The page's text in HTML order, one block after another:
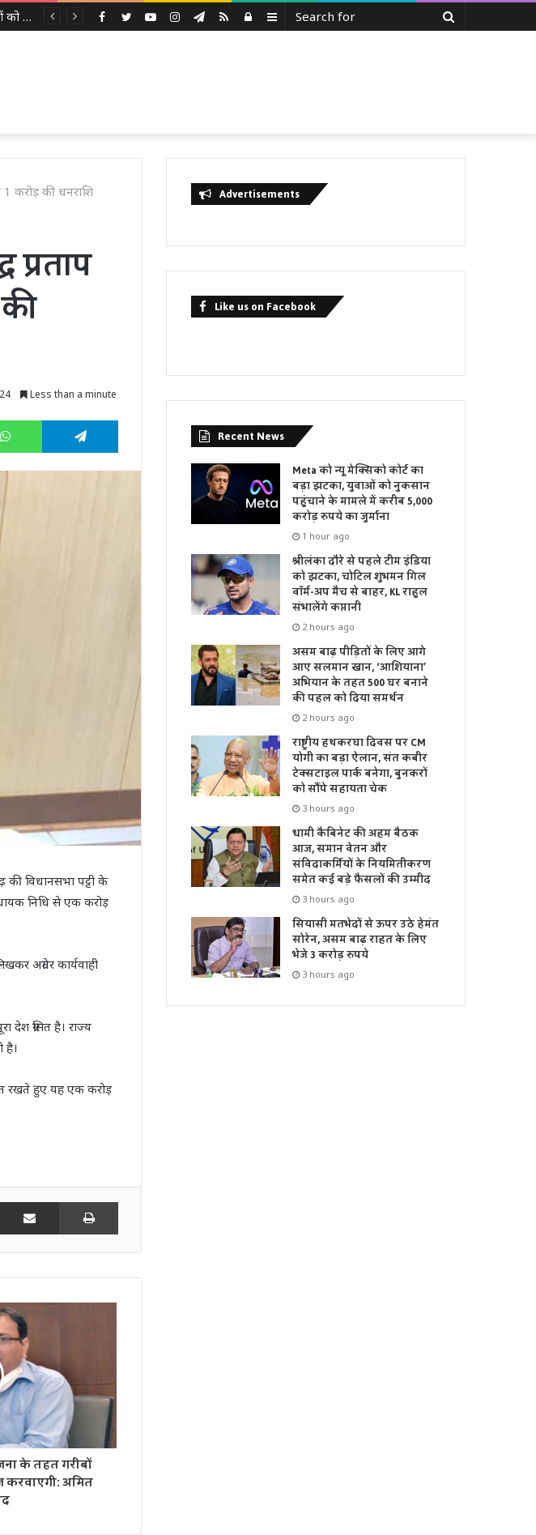
Meta को न्यू मेक्सिको कोर्ट का बड़ा झटका, युवाओं को नुकसान पहुंचाने के मामले में करीब 5,000 करोड़ रुपये का जुर्माना Sidebar
Log
RSS
Telegram
Instagram
YouTube
Twitter
Facebook
1 करोड़ की धनराशि
प्रताप
Less than a minute
WhatsApp Telegram
की विधानसभा पट्टी के
निधि से एक करोड़
अग्रेतर कार्यवाही
देश ग्रसित है। राज्य
है।
रखते हुए यह एक करोड़
Telegram Share via Email Print
के तहत गरीबों
करवाएगी: अमित
Advertisements
Like us on Facebook
Recent News
Meta को न्यू मेक्सिको कोर्ट का
बड़ा झटका, युवाओं को नुकसान
पहुंचाने के मामले में करीब 5,000
करोड़ रुपये का जुर्माना
1 hour ago
श्रीलंका दौरे से पहले टीम इंडिया
को झटका, चोटिल शुभमन गिल
वॉर्म-अप मैच से बाहर, KL राहुल
संभालेंगे कप्तानी
2 hours ago
असम बाढ़ पीड़ितों के लिए आगे
आए सलमान खान, ‘आशियाना’
अभियान के तहत 500 घर बनाने
की पहल को दिया समर्थन
2 hours ago
राष्ट्रीय हथकरघा दिवस पर CM
योगी का बड़ा ऐलान, संत कबीर
टेक्सटाइल पार्क बनेगा, बुनकरों
को सौंपे सहायता चेक
3 hours ago
धामी कैबिनेट की अहम बैठक
आज, समान वेतन और
संविदाकर्मियों के नियमितीकरण
समेत कई बड़े फैसलों की उम्मीद
3 hours ago
सियासी मतभेदों से ऊपर उठे हेमंत
सोरेन, असम बाढ़ राहत के लिए
भेजे 3 करोड़ रुपये
3 hours ago